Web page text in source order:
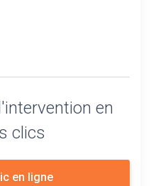
en
clics
en ligne